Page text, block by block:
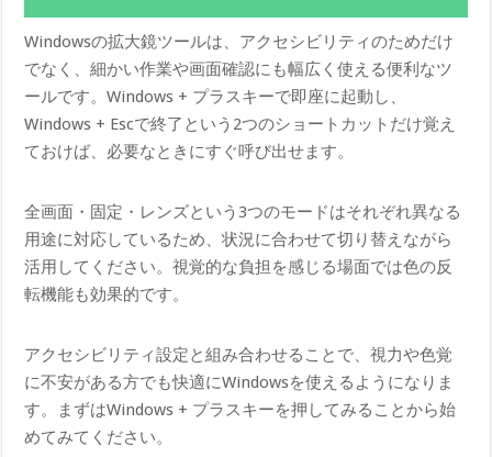
Windowsの拡大鏡ツールは、アクセシビリティのためだけ
でなく、細かい作業や画面確認にも幅広く使える便利なツ
ールです。Windows + プラスキーで即座に起動し、
Windows + Escで終了という2つのショートカットだけ覚え
ておけば、必要なときにすぐ呼び出せます。
全画面・固定・レンズという3つのモードはそれぞれ異なる
用途に対応しているため、状況に合わせて切り替えながら
活用してください。視覚的な負担を感じる場面では色の反
転機能も効果的です。
アクセシビリティ設定と組み合わせることで、視力や色覚
に不安がある方でも快適にWindowsを使えるようになりま
す。まずはWindows + プラスキーを押してみることから始
めてみてください。